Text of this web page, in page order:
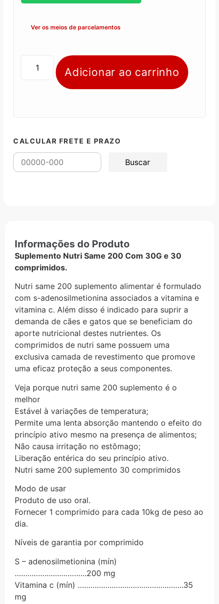
Ver os meios de parcelamentos
Adicionar ao carrinho
CALCULAR FRETE E PRAZO
Informações do Produto
Suplemento Nutri Same 200 Com 30G e 30
comprimidos.
Nutri same 200 suplemento alimentar é formulado
com s-adenosilmetionina associados a vitamina e
vitamina c. Além disso é indicado para suprir a
demanda de cães e gatos que se beneficiam do
aporte nutricional destes nutrientes. Os
comprimidos de nutri same possuem uma
exclusiva camada de revestimento que promove
uma eficaz proteção a seus componentes.
Veja porque nutri same 200 suplemento é o
melhor
Estável à variações de temperatura;
Permite uma lenta absorção mantendo o efeito do
princípio ativo mesmo na presença de alimentos;
Não causa irritação no estômago;
Liberação entérica do seu princípio ativo.
Nutri same 200 suplemento 30 comprimidos
Modo de usar
Produto de uso oral.
Fornecer 1 comprimido para cada 10kg de peso ao
dia.
Níveis de garantia por comprimido
S – adenosilmetionina (mín)
…………………………….200 mg
Vitamina c (mín) …………………………………………..35
mg